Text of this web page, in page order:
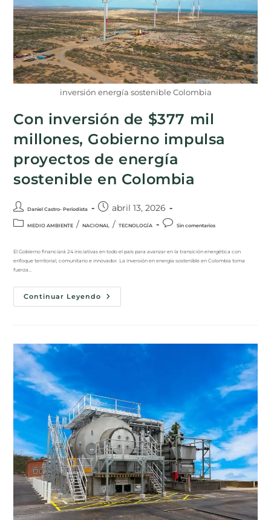
inversión energía sostenible Colombia
Con inversión de $377 mil
millones, Gobierno impulsa
proyectos de energía
sostenible en Colombia
Daniel Castro- Periodista abril 13, 2026
MEDIO AMBIENTE / NACIONAL / TECNOLOGÍA Sin comentarios
El Gobierno financiará 24 iniciativas en todo el país para avanzar en la transición energética con
enfoque territorial, comunitario e innovador. La inversión en energía sostenible en Colombia toma
fuerza…
Continuar Leyendo